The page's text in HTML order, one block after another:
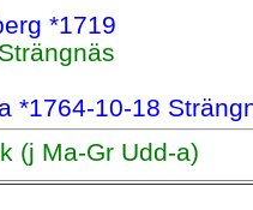
*1719
*1764-10-18
(j Ma-Gr Udd-a)